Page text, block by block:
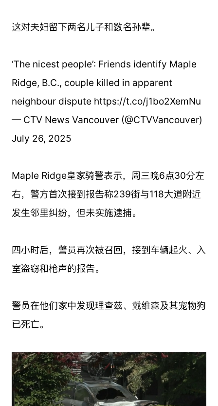
这对夫妇留下两名儿子和数名孙辈。
‘The nicest people’: Friends identify Maple
Ridge, B.C., couple killed in apparent
neighbour dispute https://t.co/j1bo2XemNu
— CTV News Vancouver (@CTVVancouver)
July 26, 2025
Maple Ridge皇家骑警表示，周三晚6点30分左
右，警方首次接到报告称239街与118大道附近
发生邻里纠纷，但未实施逮捕。
四小时后，警员再次被召回，接到车辆起火、入
室盗窃和枪声的报告。
警员在他们家中发现理查兹、戴维森及其宠物狗
已死亡。